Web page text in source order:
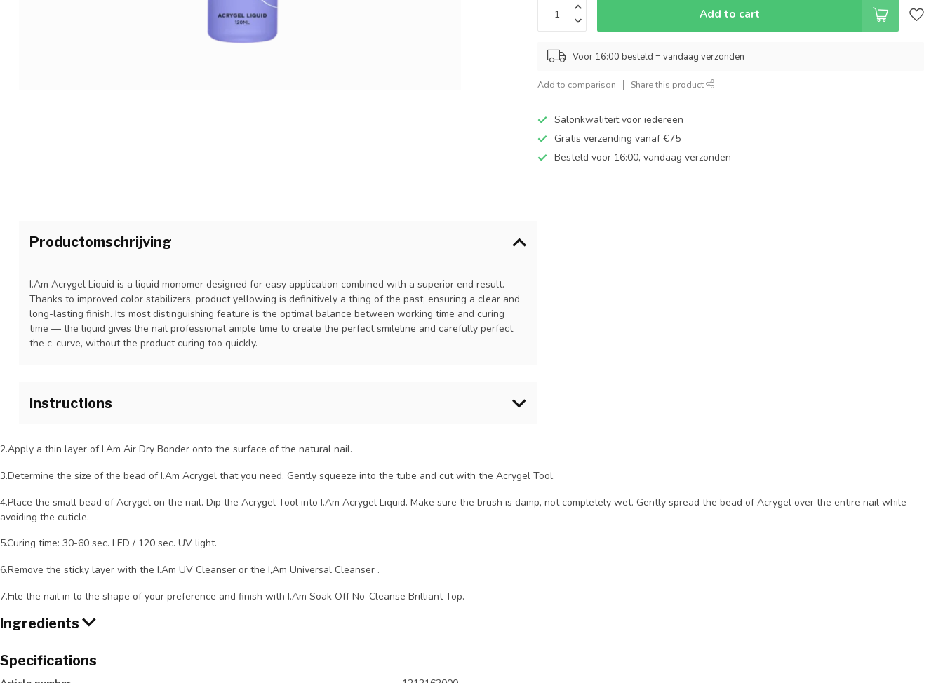
Add to cart
Voor 16:00 besteld = vandaag verzonden
Add to comparison Share this product
Salonkwaliteit voor iedereen
Gratis verzending vanaf €75
Besteld voor 16:00, vandaag verzonden
Productomschrijving
I.Am Acrygel Liquid is a liquid monomer designed for easy application combined with a superior end result.
Thanks to improved color stabilizers, product yellowing is definitively a thing of the past, ensuring a clear and
long-lasting finish. Its most distinguishing feature is the optimal balance between working time and curing
time — the liquid gives the nail professional ample time to create the perfect smileline and carefully perfect
the c-curve, without the product curing too quickly.
Instructions
2.Apply a thin layer of I.Am Air Dry Bonder onto the surface of the natural nail.
3.Determine the size of the bead of I.Am Acrygel that you need. Gently squeeze into the tube and cut with the Acrygel Tool.
4.Place the small bead of Acrygel on the nail. Dip the Acrygel Tool into I.Am Acrygel Liquid. Make sure the brush is damp, not completely wet. Gently spread the bead of Acrygel over the entire nail while
avoiding the cuticle.
5.Curing time: 30-60 sec. LED / 120 sec. UV light.
6.Remove the sticky layer with the I.Am UV Cleanser or the I,Am Universal Cleanser .
7.File the nail in to the shape of your preference and finish with I.Am Soak Off No-Cleanse Brilliant Top.
Ingredients
Specifications